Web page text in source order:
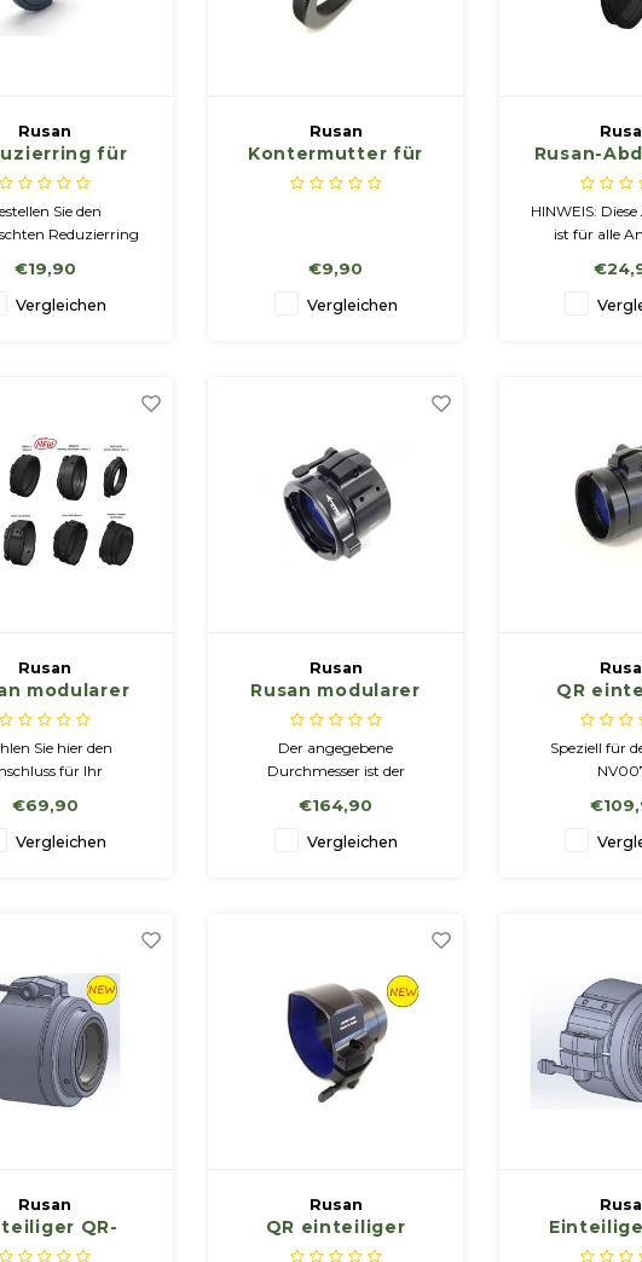
Rusan
für
M52x0,75
Sie den
Reduzierring
Sie unser Geschäft
(Süd-Limburg, NL)
€19,90
Vergleichen
Rusan
Kontermutter für
TA435 (M33,5x0,75)
€9,90
Vergleichen
Rusan-
für
HINWEIS:
ist für alle
Anschluss
Krypton,
Rusan
modularer
Adapter –
Sie hier den
für Ihr
€69,90
Vergleichen
Rusan
Rusan modularer
Adapter – Klemme
mit quick-release
Der angegebene
Durchmesser ist der
Zielfernrohrs auf der
Objektivseite. Andere
€164,90
Vergleichen
QR
Adapter
Speziell für
Rusan
QR-
für Pulsar
Rusan
QR einteiliger
Adapter für Pard
Adapter